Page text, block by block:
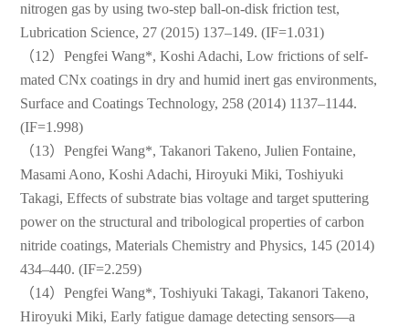
中文 English
nitrogen gas by using two-step ball-on-disk friction test,
Lubrication Science, 27 (2015) 137–149. (IF=1.031)
（12）Pengfei Wang*, Koshi Adachi, Low frictions of self-
mated CNx coatings in dry and humid inert gas environments,
Surface and Coatings Technology, 258 (2014) 1137–1144.
(IF=1.998)
（13）Pengfei Wang*, Takanori Takeno, Julien Fontaine,
Masami Aono, Koshi Adachi, Hiroyuki Miki, Toshiyuki
Takagi, Effects of substrate bias voltage and target sputtering
power on the structural and tribological properties of carbon
nitride coatings, Materials Chemistry and Physics, 145 (2014)
434–440. (IF=2.259)
（14）Pengfei Wang*, Toshiyuki Takagi, Takanori Takeno,
Hiroyuki Miki, Early fatigue damage detecting sensors—a